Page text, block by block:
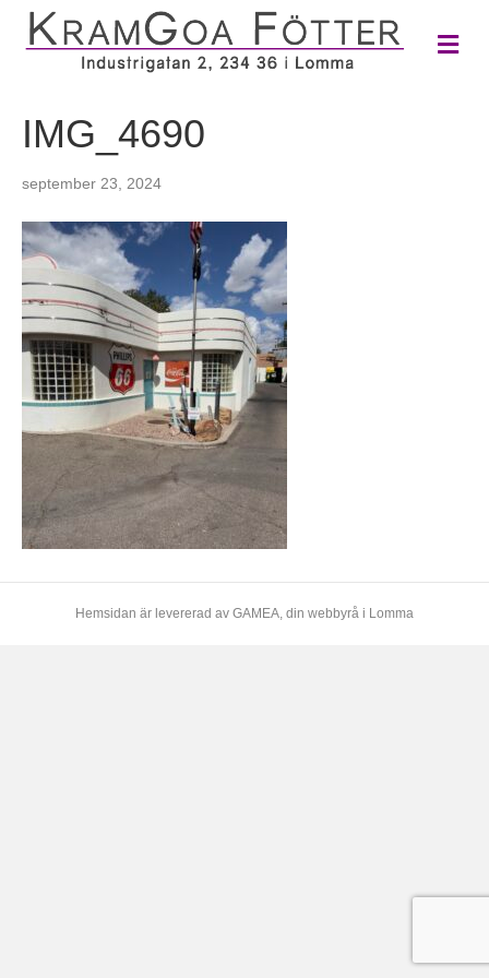
M
e
IMG_4690
september 23, 2024
Hemsidan är levererad av GAMEA, din webbyrå i Lomma